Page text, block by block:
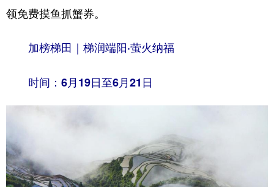
领免费摸鱼抓蟹券。
加榜梯田｜梯润端阳·萤火纳福
时间：6月19日至6月21日